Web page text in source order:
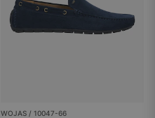
WOJAS / 10047-66